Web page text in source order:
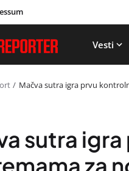
Vesti
Mačva sutra igra prvu
sutra
za